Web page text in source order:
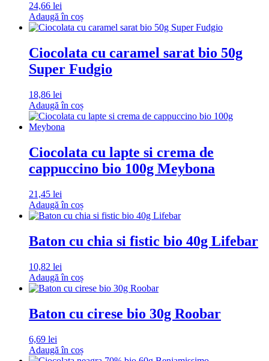
24,66 lei
Adaugă în coș
Ciocolata cu caramel sarat bio 50g
Super Fudgio
18,86 lei
Adaugă în coș
Ciocolata cu lapte si crema de
cappuccino bio 100g Meybona
21,45 lei
Adaugă în coș
Baton cu chia si fistic bio 40g Lifebar
10,82 lei
Adaugă în coș
Baton cu cirese bio 30g Roobar
6,69 lei
Adaugă în coș